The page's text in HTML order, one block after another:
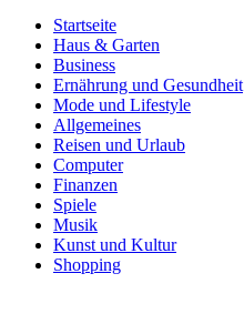
Startseite
Haus & Garten
Business
Ernährung und Gesundheit
Mode und Lifestyle
Allgemeines
Reisen und Urlaub
Computer
Finanzen
Spiele
Musik
Kunst und Kultur
Shopping